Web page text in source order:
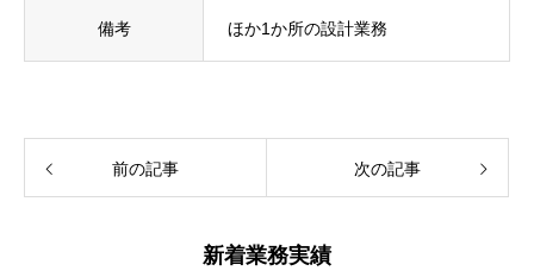
備考 ほか1か所の設計業務
前の記事 次の記事
新着業務実績